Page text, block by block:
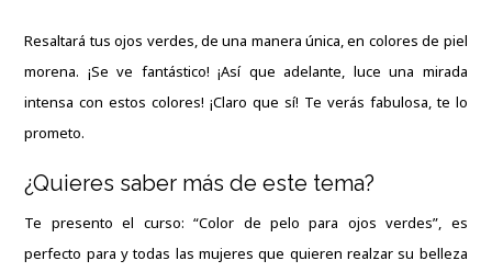
Resaltará tus ojos verdes, de una manera única, en colores de piel
morena. ¡Se ve fantástico! ¡Así que adelante, luce una mirada
intensa con estos colores! ¡Claro que sí! Te verás fabulosa, te lo
prometo.
¿Quieres saber más de este tema?
Te presento el curso: “Color de pelo para ojos verdes”, es
perfecto para y todas las mujeres que quieren realzar su belleza